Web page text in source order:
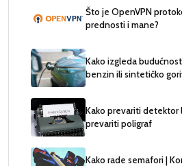
Što je OpenVPN
prednosti i mane?
Kako izgleda
benzin ili sintetičko
Kako prevariti detektor
prevariti poligraf
Kako rade semafori |